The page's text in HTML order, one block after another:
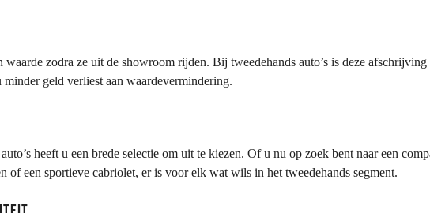
waarde zodra ze uit de showroom rijden. Bij tweedehands auto’s is deze afschrijving
geld verliest aan waardevermindering.
heeft u een brede selectie om uit te kiezen. Of u nu op zoek bent naar een
of een sportieve cabriolet, er is voor elk wat wils in het tweedehands segment.